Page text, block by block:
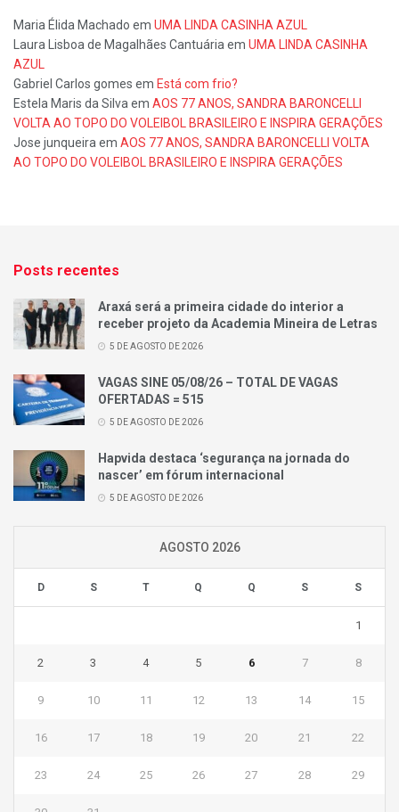
Maria Élida Machado em UMA LINDA CASINHA AZUL
Laura Lisboa de Magalhães Cantuária em UMA LINDA CASINHA
AZUL
Gabriel Carlos gomes em Está com frio?
Estela Maris da Silva em AOS 77 ANOS, SANDRA BARONCELLI
VOLTA AO TOPO DO VOLEIBOL BRASILEIRO E INSPIRA GERAÇÕES
Jose junqueira em AOS 77 ANOS, SANDRA BARONCELLI VOLTA
AO TOPO DO VOLEIBOL BRASILEIRO E INSPIRA GERAÇÕES
Posts recentes
Araxá será a primeira cidade do interior a
receber projeto da Academia Mineira de Letras
5 DE AGOSTO DE 2026
VAGAS SINE 05/08/26 – TOTAL DE VAGAS
OFERTADAS = 515
5 DE AGOSTO DE 2026
Hapvida destaca ‘segurança na jornada do
nascer’ em fórum internacional
5 DE AGOSTO DE 2026
AGOSTO 2026
D S T Q Q S S
1
2 3 4 5 6 7 8
9 10 11 12 13 14 15
16 17 18 19 20 21 22
23 24 25 26 27 28 29